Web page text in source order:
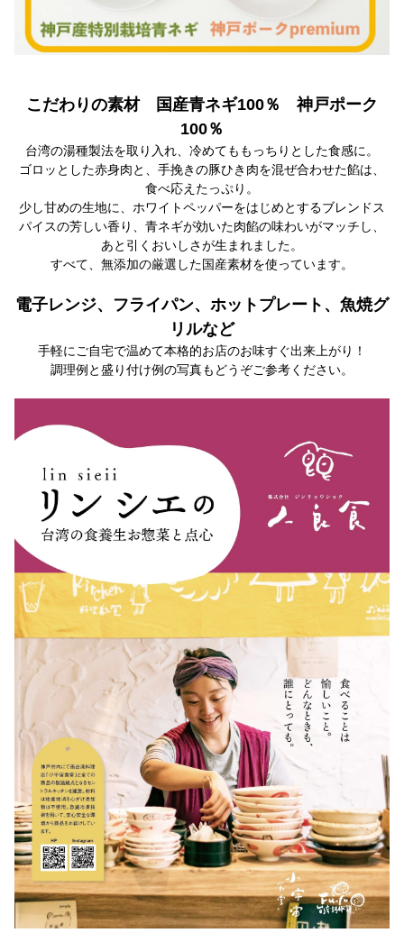
こだわりの素材 国産青ネギ100％ 神戸ポーク
100％
台湾の湯種製法を取り入れ、冷めてももっちりとした食感に。
ゴロッとした赤身肉と、手挽きの豚ひき肉を混ぜ合わせた餡は、
食べ応えたっぷり。
少し甘めの生地に、ホワイトペッパーをはじめとするブレンドス
パイスの芳しい香り、青ネギが効いた肉餡の味わいがマッチし、
あと引くおいしさが生まれました。
すべて、無添加の厳選した国産素材を使っています。
電子レンジ、フライパン、ホットプレート、魚焼グ
リルなど
手軽にご自宅で温めて本格的お店のお味すぐ出来上がり！
調理例と盛り付け例の写真もどうぞご参考ください。